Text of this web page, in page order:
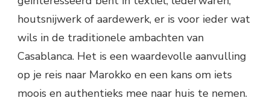
houtsnijwerk of aardewerk, er is voor ieder wat
wils in de traditionele ambachten van
Casablanca. Het is een waardevolle aanvulling
op je reis naar Marokko en een kans om iets
moois en authentieks mee naar huis te nemen.